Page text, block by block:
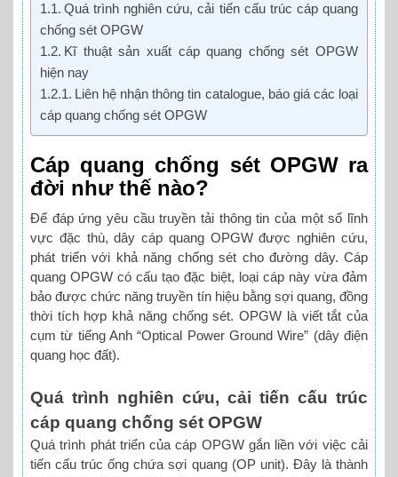
Quá trình nghiên cứu, cải tiến cấu trúc cáp quang
chống sét OPGW
Kĩ thuật sản xuất cáp quang chống sét OPGW
hiện nay
Liên hệ nhận thông tin catalogue, báo giá các loại
cáp quang chống sét OPGW
Cáp quang chống sét OPGW ra
đời như thế nào?
Để đáp ứng yêu cầu truyền tải thông tin của một số lĩnh
vực đặc thù, dây cáp quang OPGW được nghiên cứu,
phát triển với khả năng chống sét cho đường dây. Cáp
quang OPGW có cấu tạo đặc biệt, loại cáp này vừa đảm
bảo được chức năng truyền tín hiệu bằng sợi quang, đồng
thời tích hợp khả năng chống sét. OPGW là viết tắt của
cụm từ tiếng Anh “Optical Power Ground Wire” (dây điện
quang học đất).
Quá trình nghiên cứu, cải tiến cấu trúc
cáp quang chống sét OPGW
Quá trình phát triển của cáp OPGW gắn liền với việc cải
tiến cấu trúc ống chứa sợi quang (OP unit). Đây là thành